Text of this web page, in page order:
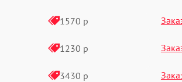
1570 р
1230 р
3430 р